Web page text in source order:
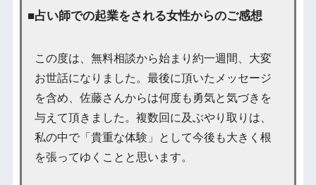
■占い師での起業をされる女性からのご感想
この度は、無料相談から始まり約一週間、大変
お世話になりました。最後に頂いたメッセージ
を含め、佐藤さんからは何度も勇気と気づきを
与えて頂きました。複数回に及ぶやり取りは、
私の中で「貴重な体験」として今後も大きく根
を張ってゆくことと思います。